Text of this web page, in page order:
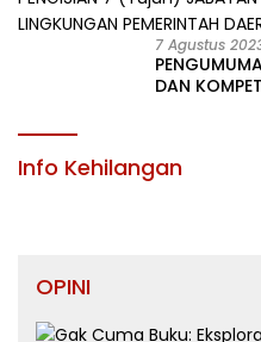
7 Agustus
DAN
Info Kehilangan
OPINI